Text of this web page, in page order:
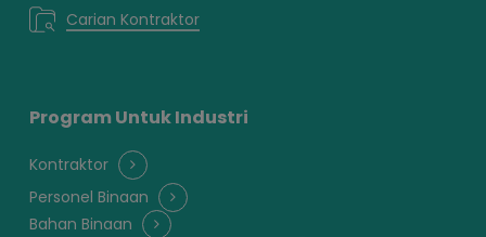
Carian Kontraktor
Program Untuk Industri
Kontraktor
Personel Binaan
Bahan Binaan